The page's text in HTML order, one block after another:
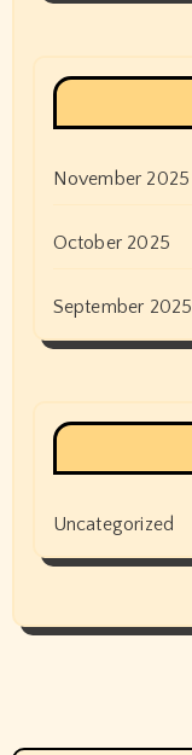
November 2025
October 2025
September 2025
Uncategorized